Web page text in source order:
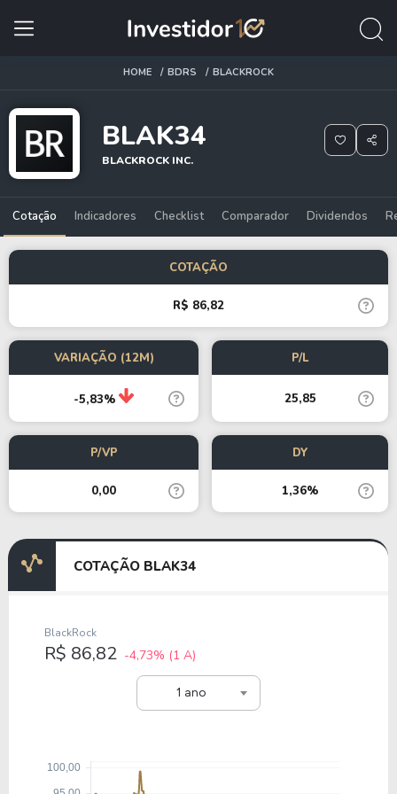
HOME BDRS BLACKROCK
BLAK34
BLACKROCK INC.
Cotação Indicadores Checklist Comparador Dividendos
COTAÇÃO
R$ 86,82
VARIAÇÃO (12M)
-5,83%
P/L
25,85
P/VP
0,00
DY
1,36%
COTAÇÃO BLAK34
1 ano
BlackRock
R$ 86,82 -4,73% (1 A)